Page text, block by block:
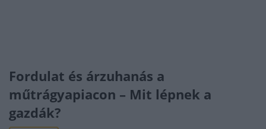
Fordulat és árzuhanás a
műtrágyapiacon – Mit lépnek a
gazdák?